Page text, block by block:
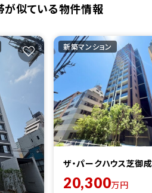
が似ている物件情報
新築マンション
ザ・パークハウス芝御
20,300万円